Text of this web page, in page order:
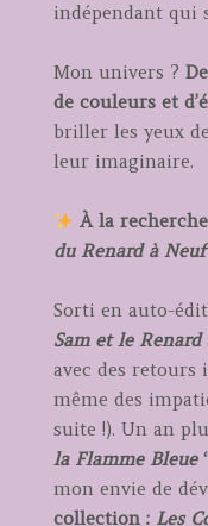
indépendant qui
Mon univers ?
de couleurs et
briller les yeux
leur imaginaire.
À la
du Renard à
Sorti en auto-
Sam et le Renard
avec des retours
même des
suite !). Un an
la Flamme Bleue
mon envie de
collection : Les